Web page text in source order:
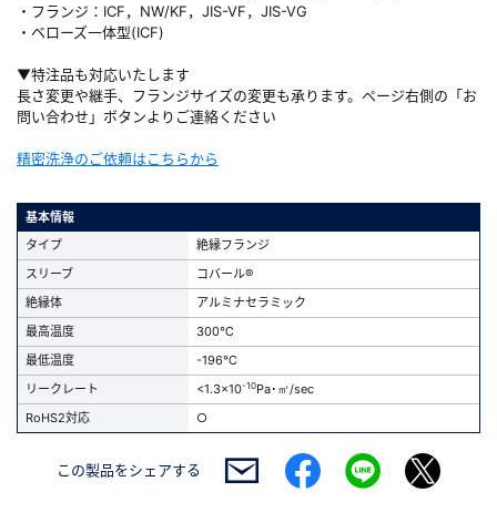
・フランジ：ICF，NW/KF，JIS-VF，JIS-VG
・ベローズ一体型(ICF)
▼特注品も対応いたします
長さ変更や継手、フランジサイズの変更も承ります。ページ右側の「お
問い合わせ」ボタンよりご連絡ください
精密洗浄のご依頼はこちらから
基本情報
タイプ
絶縁フランジ
スリーブ
コバール®
絶縁体
アルミナセラミック
最高温度
300℃
最低温度
-196℃
リークレート
<1.3x10-10Pa･㎥/sec
RoHS2対応
○
この製品をシェアする